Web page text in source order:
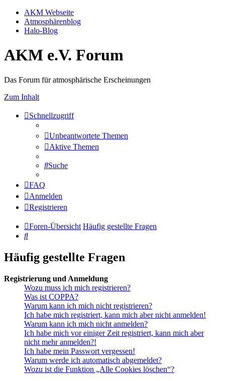
AKM Webseite
Atmosphärenblog
Halo-Blog
AKM e.V. Forum
Das Forum für atmosphärische Erscheinungen
Zum Inhalt
Schnellzugriff
Unbeantwortete Themen
Aktive Themen
Suche
FAQ
Anmelden
Registrieren
Foren-Übersicht Häufig gestellte Fragen
Suche
Häufig gestellte Fragen
Registrierung und Anmeldung
Wozu muss ich mich registrieren?
Was ist COPPA?
Warum kann ich mich nicht registrieren?
Ich habe mich registriert, kann mich aber nicht anmelden!
Warum kann ich mich nicht anmelden?
Ich habe mich vor einiger Zeit registriert, kann mich aber
nicht mehr anmelden?!
Ich habe mein Passwort vergessen!
Warum werde ich automatisch abgemeldet?
Wozu ist die Funktion „Alle Cookies löschen“?